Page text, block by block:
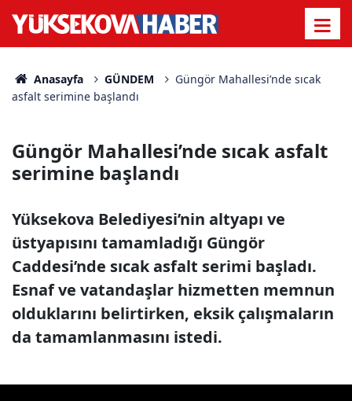
Anasayfa GÜNDEM
Güngör Mahallesi’nde sıcak
asfalt serimine başlandı
Güngör Mahallesi’nde sıcak asfalt
serimine başlandı
Yüksekova Belediyesi’nin altyapı ve
üstyapısını tamamladığı Güngör
Caddesi’nde sıcak asfalt serimi başladı.
Esnaf ve vatandaşlar hizmetten memnun
olduklarını belirtirken, eksik çalışmaların
da tamamlanmasını istedi.